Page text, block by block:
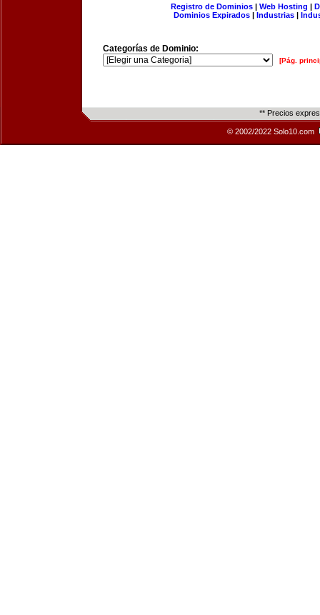
Registro de Dominios| Web Hosting |
Dominios Expirados | Industrias |
Categorías de Dominio:
[Pág.
** Precios
© 2002/2022 Solo10.com